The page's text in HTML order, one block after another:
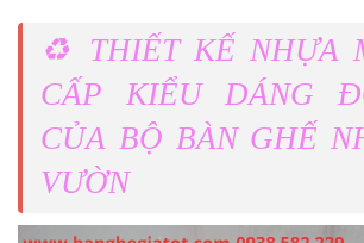
♻️ THIẾT KẾ NHỰA
CẤP KIỂU DÁNG
CỦA BỘ BÀN GHẾ
VƯỜN